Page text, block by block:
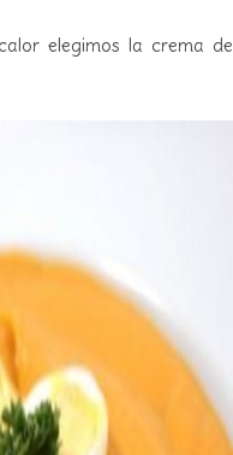
elegimos la crema de